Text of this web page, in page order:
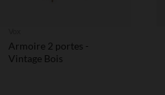
Armoire 2 portes -
Vintage Bois